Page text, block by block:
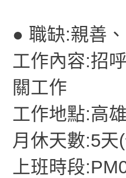
● 職缺:親善
工作內容:招
關工作
工作地點:高
月休天數:5天
上班時段